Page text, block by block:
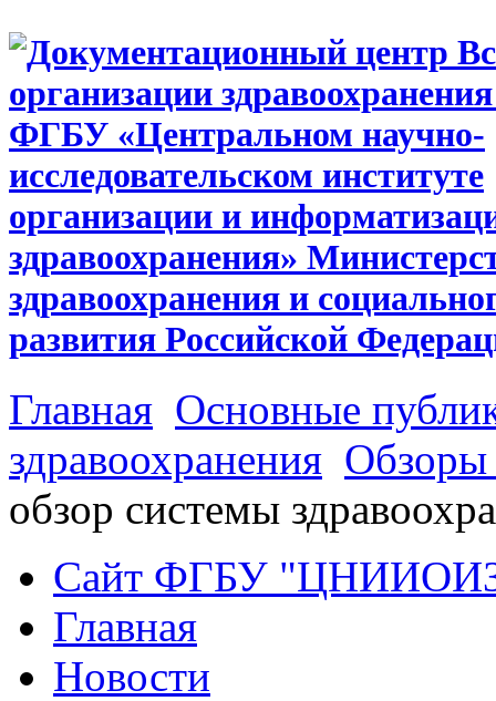
Главная Основные
здравоохранения Обзоры
обзор системы
Сайт ФГБУ
Главная
Новости